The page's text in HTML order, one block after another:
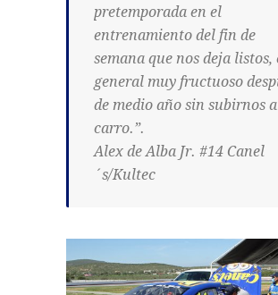
pretemporada en el
entrenamiento del fin de
semana que nos deja listos,
general muy fructuoso
de medio año sin subirnos
carro.”.
Alex de Alba Jr. #14 Canel
´s/Kultec